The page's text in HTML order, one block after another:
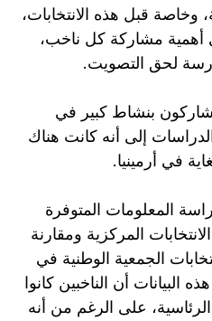
وخاصة قبل هذه الانتخابات،
أهمية مشاركة كل ناخب،
لحق التصويت.
يشاركون بنشاط كبير في
إلى أنه كانت هناك
في أرمينيا.
المعلومات المتوفرة
المركزية ومقارنة
الجمعية الوطنية في
البيانات أن الناخبين كانوا
على الرغم من أنه